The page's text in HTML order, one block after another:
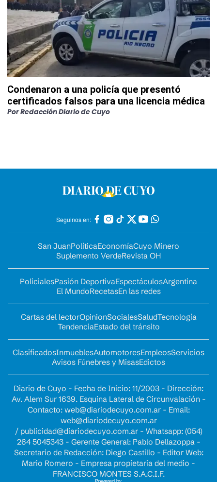
Condenaron a una policía que presentó
certificados falsos para una licencia médica
PorRedacción Diario de Cuyo
Seguinos en:
San JuanPolíticaEconomíaCuyo Minero
Suplemento VerdeRevista OH
PolicialesPasión DeportivaEspectáculosArgentina
El MundoRecetasEn las redes
Cartas del lectorOpinionSocialesSaludTecnología
TendenciaEstado del tránsito
ClasificadosInmueblesAutomotoresEmpleosServicios
Avisos Fúnebres y MisasEdictos
Diario de Cuyo - Fecha de Inicio: 11/2003 - Dirección:
Av. Alem Sur 1639. Esquina Lateral de Circunvalación -
Contacto: web@diariodecuyo.com.ar- Email:
web@diariodecuyo.com.ar
/ publicidad@diariodecuyo.com.ar- Whatsapp: (054)
264 5045343 - Gerente General: Pablo Dellazoppa -
Secretario de Redacción: Diego Castillo - Editor Web:
Mario Romero - Empresa propietaria del medio -
FRANCISCO MONTES S.A.C.I.F.